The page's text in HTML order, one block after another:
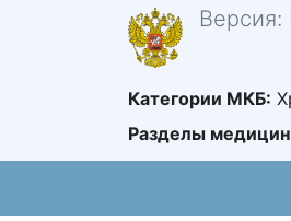
Категории МКБ:
Разделы